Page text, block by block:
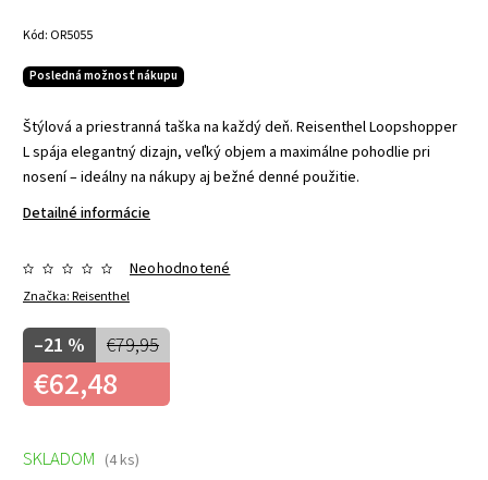
Kód: OR5055
Posledná možnosť nákupu
Štýlová a priestranná taška na každý deň. Reisenthel Loopshopper
L spája elegantný dizajn, veľký objem a maximálne pohodlie pri
nosení – ideálny na nákupy aj bežné denné použitie.
Detailné informácie
Značka:Reisenthel
Neohodnotené
€79,95
–21 %
€62,48
SKLADOM (4 ks)